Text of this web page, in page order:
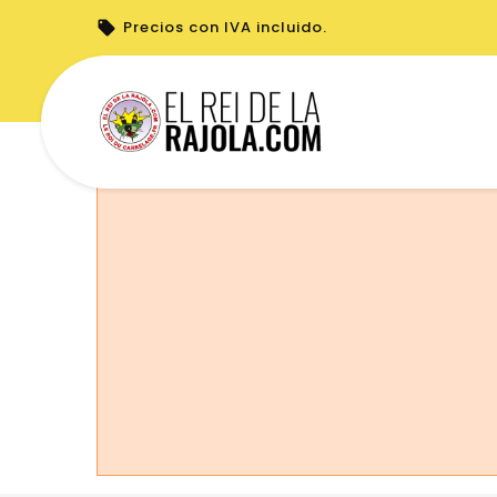
Precios con IVA incluido.
No puede realizar pedidos desde su